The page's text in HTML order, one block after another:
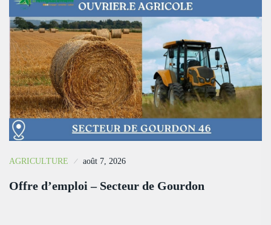
AGRICULTURE août 7, 2026
Offre d’emploi – Secteur de Gourdon